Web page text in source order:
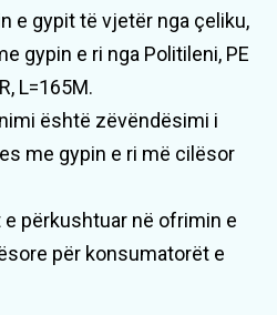
e gypit të vjetër nga çeliku,
gypin e ri nga Politileni, PE
L=165M.
është zëvëndësimi i
me gypin e ri më cilësor
e përkushtuar në ofrimin e
për konsumatorët e